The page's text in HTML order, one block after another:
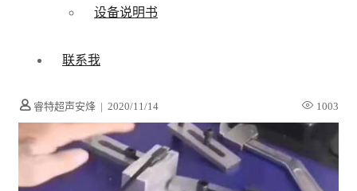
设备说明书
联系我
睿特超声安烽 | 2020/11/14 1003